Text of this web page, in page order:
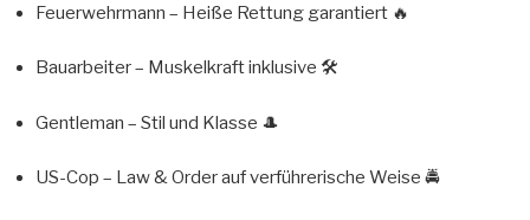
Feuerwehrmann – Heiße Rettung garantiert 🔥
Bauarbeiter – Muskelkraft inklusive 🛠️
Gentleman – Stil und Klasse 🎩
US-Cop – Law & Order auf verführerische Weise 🚔